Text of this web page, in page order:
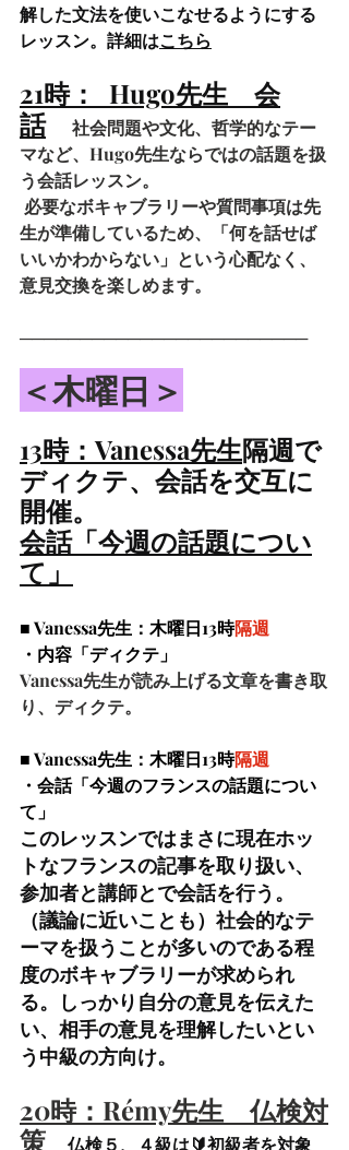
解した文法を使いこなせるようにする
レッスン。詳細はこちら
21時：  Hugo先生　会
話
社会問題や文化、哲学的なテー
マなど、Hugo先生ならではの話題を扱
う会話レッスン。
生が準備しているため、「何を話せば
いいかわからない」という心配なく、
意見交換を楽しめます。
────────────────────────
＜木曜日＞
13時：Vanessa先生隔週で
ディクテ、会話を交互に
開催。
会話「今週の話題につい
て」
■ Vanessa先生：木曜日13時隔週
・内容「ディクテ」
Vanessa先生が読み上げる文章を書き取
り、ディクテ。
■ Vanessa先生：木曜日13時隔週
・会話「今週のフランスの話題につい
て」
このレッスンではまさに現在ホッ
トなフランスの記事を取り扱い、
参加者と講師とで会話を行う。
（議論に近いことも）社会的なテ
ーマを扱うことが多いのである程
度のボキャブラリーが求められ
る。しっかり自分の意見を伝えた
い、相手の意見を理解したいとい
う中級の方向け。
20時：Rémy先生　仏検対
策
仏検５、４級は🔰初級者を対象